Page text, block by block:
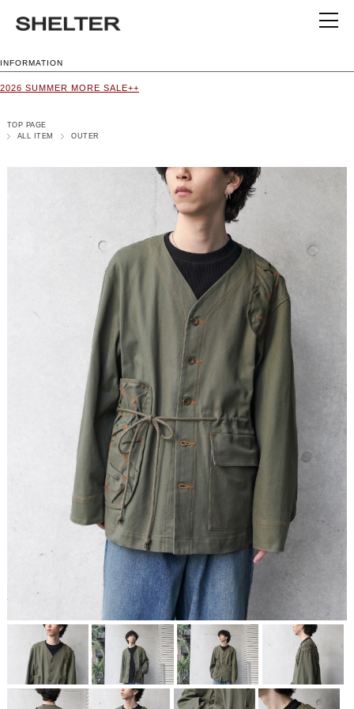
INFORMATION
2026 SUMMER MORE SALE++
TOP PAGE
ALL ITEM
OUTER